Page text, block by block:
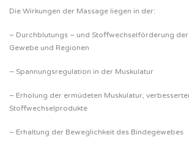
Die Wirkungen der Massage liegen in der:
– Durchblutungs – und Stoffwechselförderung
Gewebe und Regionen
– Spannungsregulation in der Muskulatur
– Erholung der ermüdeten Muskulatur,
Stoffwechselprodukte
– Erhaltung der Beweglichkeit des Bindegewebes